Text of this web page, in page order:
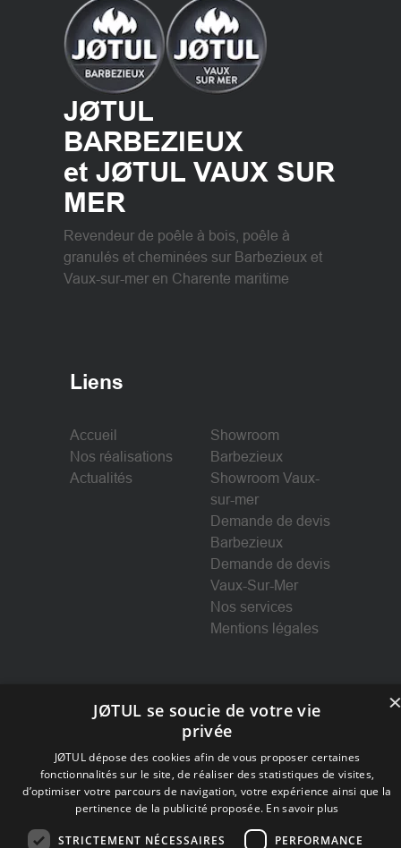
JØTUL
BARBEZIEUX
et JØTUL VAUX SUR
MER
Revendeur de poêle à bois, poêle à
granulés et cheminées sur Barbezieux et
Vaux-sur-mer en Charente maritime
Liens
Accueil
Nos réalisations
Actualités
Showroom
Barbezieux
Showroom Vaux-
sur-mer
Demande de devis
Barbezieux
Demande de devis
Vaux-Sur-Mer
Nos services
Mentions légales
Suivez-nous
Facebook
Facebook
Instagram
Instagram
JØTUL se soucie de votre vie
privée
JØTUL dépose des cookies afin de vous proposer certaines
fonctionnalités sur le site, de réaliser des statistiques de visites,
d’optimiser votre parcours de navigation, votre expérience ainsi que la
pertinence de la publicité proposée. En savoir plus
STRICTEMENT NÉCESSAIRES PERFORMANCE